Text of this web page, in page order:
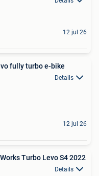
12 jul 26
fully turbo e-bike
Details
12 jul 26
Turbo Levo S4 2022
Details